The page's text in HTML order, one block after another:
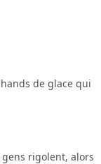
de glace qui
gens rigolent, alors